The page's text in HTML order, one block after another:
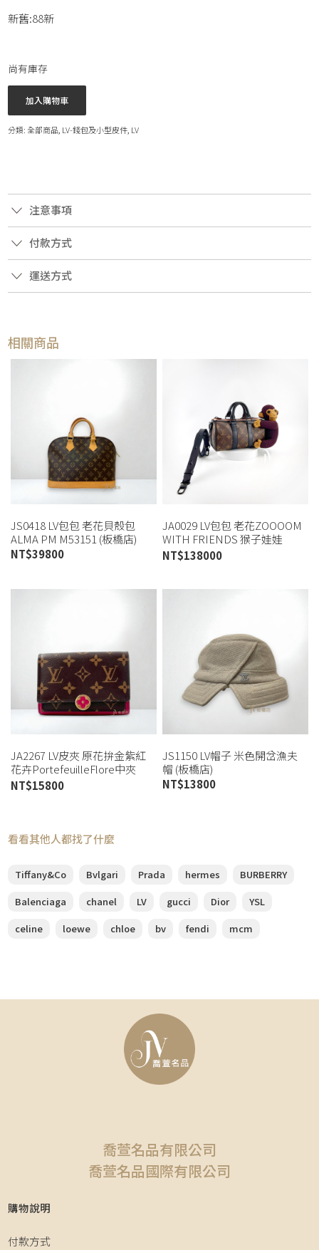
新舊:88新
尚有庫存
加入購物車
分類:全部商品 LV-錢包及小型皮件 LV
注意事項
付款方式
運送方式
相關商品
JS0418 LV包包 老花貝殼包
ALMA PM M53151 (板橋店)
NT$39800
JA0029 LV包包 老花ZOOOOM
WITH FRIENDS 猴子娃娃
KEEPALL XS(喬萱桃園店)
NT$138000
JA2267 LV皮夾 原花拚金紫紅
花卉PortefeuilleFlore中夾
M64588 (桃園店)
NT$15800
JS1150 LV帽子 米色開岔漁夫
帽 (板橋店)
NT$13800
看看其他人都找了什麼
Tiffany&Co Bvlgari Prada hermes
BURBERRY
Balenciaga
chanel LV gucci Dior
YSL
celine
loewe chloe bv fendi mcm
喬萱名品有限公司
喬萱名品國際有限公司
購物說明
付款方式